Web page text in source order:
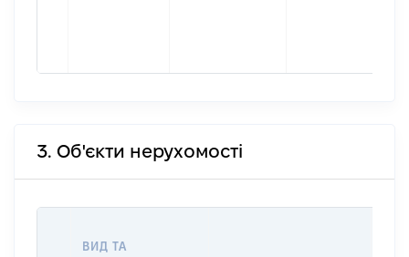
3. Об'єкти нерухомості
ВИД ТА